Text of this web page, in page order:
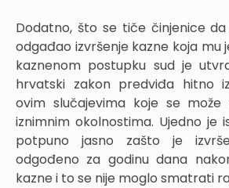
Dodatno, što se tiče činjenice
odgađao izvršenje kazne koja mu
kaznenom postupku sud je
hrvatski zakon predviđa hitno
ovim slučajevima koje se
iznimnim okolnostima. Ujedno je
potpuno jasno zašto je
odgođeno za godinu dana
kazne i to se nije moglo smatrati